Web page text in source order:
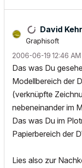
David Kehr
Graphisoft
‎2006-06-19 12:46 AM
Das was Du
Modellbereich der
(verknüpfte
nebeneinander im
Das was Du im
Papierbereich der
Lies also zur